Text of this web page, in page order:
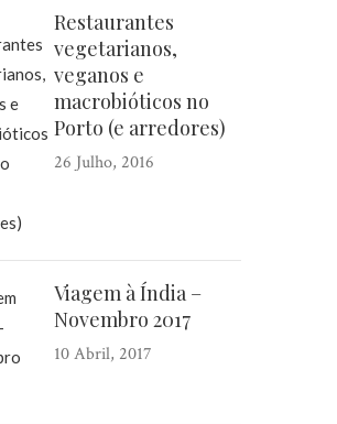
Restaurantes
vegetarianos,
veganos e
macrobióticos no
Porto (e arredores)
26 Julho, 2016
Viagem à Índia –
Novembro 2017
10 Abril, 2017